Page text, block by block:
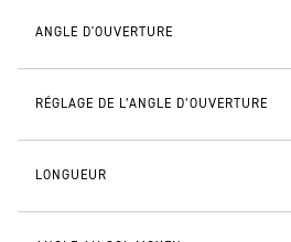
ANGLE D'OUVERTURE
RÉGLAGE DE L’ANGLE D’OUVERTURE
LONGUEUR